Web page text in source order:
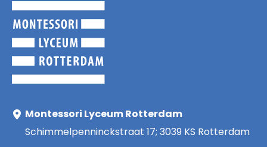
Montessori Lyceum Rotterdam
Schimmelpenninckstraat 17; 3039 KS Rotterdam